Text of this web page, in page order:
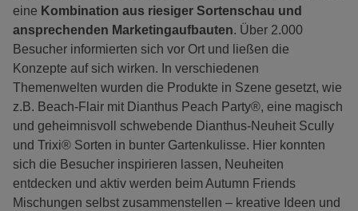
eine Kombination aus riesiger Sortenschau und
ansprechenden Marketingaufbauten. Über 2.000
Besucher informierten sich vor Ort und ließen die
Konzepte auf sich wirken. In verschiedenen
Themenwelten wurden die Produkte in Szene gesetzt, wie
z.B. Beach-Flair mit Dianthus Peach Party®, eine magisch
und geheimnisvoll schwebende Dianthus-Neuheit Scully
und Trixi® Sorten in bunter Gartenkulisse. Hier konnten
sich die Besucher inspirieren lassen, Neuheiten
entdecken und aktiv werden beim Autumn Friends
Mischungen selbst zusammenstellen – kreative Ideen und